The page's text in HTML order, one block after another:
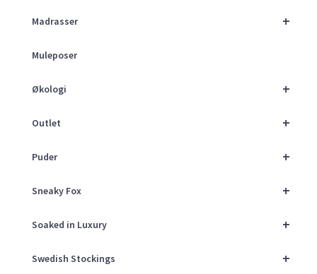
+
Madrasser
Muleposer
+
Økologi
+
Outlet
+
Puder
+
Sneaky Fox
+
Soaked in Luxury
+
Swedish Stockings